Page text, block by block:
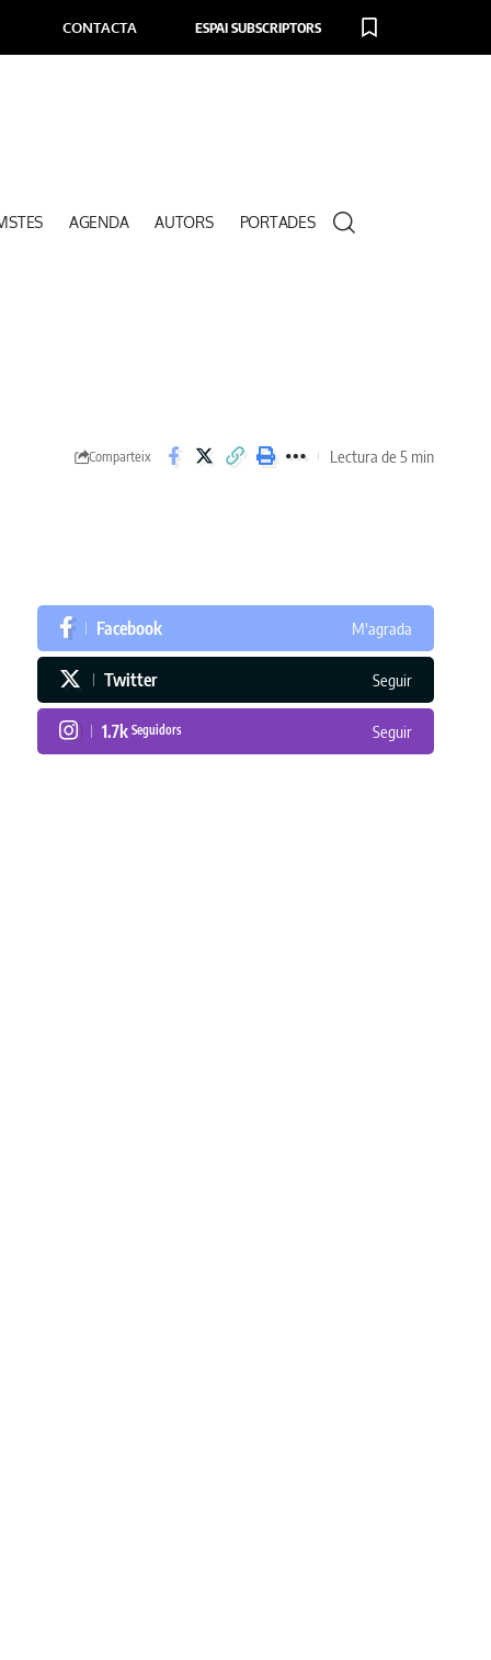
CONTACTA ESPAI SUBSCRIPTORS
AGENDA AUTORS PORTADES
Comparteix Lectura de 5 min
Facebook M'agrada
Twitter Seguir
1.7k Seguidors Seguir